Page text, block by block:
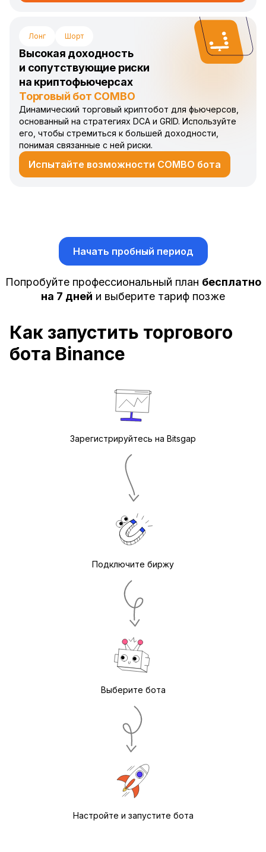
Лонг Шорт
Высокая доходность
и сопутствующие риски
на криптофьючерсах
Торговый бот COMBO
Динамический торговый криптобот для фьючерсов,
основанный на стратегиях DCA и GRID. Используйте
его, чтобы стремиться к большей доходности,
понимая связанные с ней риски.
Испытайте возможности COMBO бота
Начать пробный период
Попробуйте профессиональный план бесплатно
на 7 дней и выберите тариф позже
Как запустить торгового
бота Binance
Зарегистрируйтесь на Bitsgap
Подключите биржу
Выберите бота
Настройте и запустите бота